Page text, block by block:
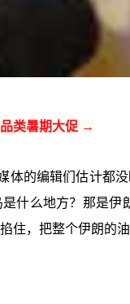
类暑期大促 →
体的编辑们估计都
什么地方？那是
住，把整个伊朗的